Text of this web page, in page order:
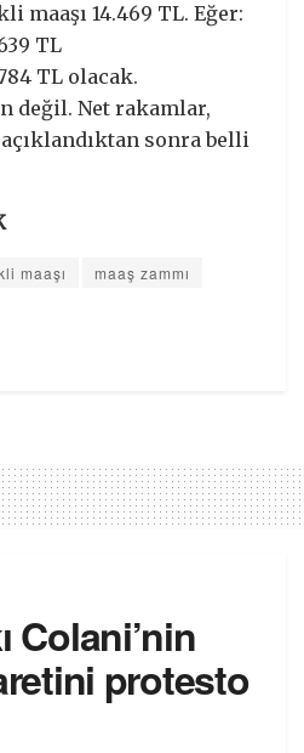
maaşı 14.469 TL. Eğer:
TL
TL olacak.
değil. Net rakamlar,
sonra belli
maaşı
maaş zammı
Colani’nin
protesto